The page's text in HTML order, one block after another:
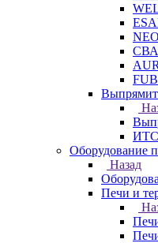
ИТС
Оборудование
Назад
Печи и